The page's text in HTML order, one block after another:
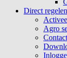
Direct regelen
Agro